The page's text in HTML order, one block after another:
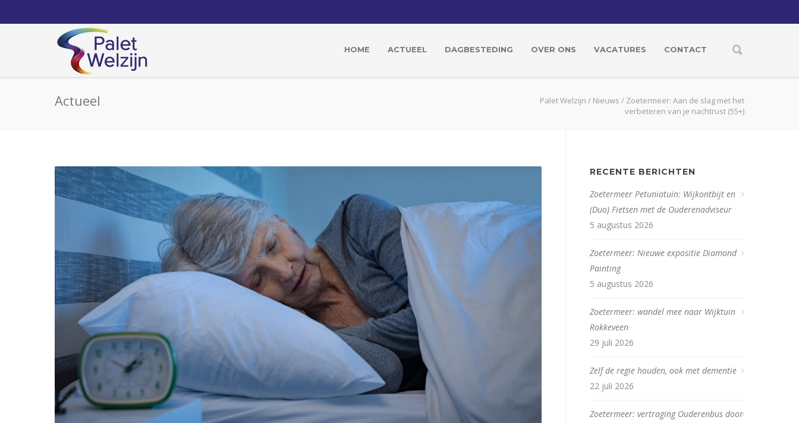
HOME ACTUEEL DAGBESTEDING OVER ONS VACATURES CONTACT
Actueel Palet Welzijn / Nieuws / Zoetermeer: Aan de slag met het
verbeteren van je nachtrust (55+)
RECENTE BERICHTEN
Zoetermeer Petuniatuin: Wijkontbijt en
(Duo) Fietsen met de Ouderenadviseur
5 augustus 2026
Zoetermeer: Nieuwe expositie Diamond
Painting
5 augustus 2026
Zoetermeer: wandel mee naar Wijktuin
Rokkeveen
29 juli 2026
Zelf de regie houden, ook met dementie
22 juli 2026
Zoetermeer: vertraging Ouderenbus door